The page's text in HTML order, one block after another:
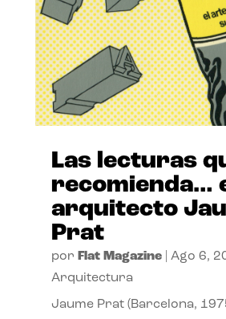
Las lecturas
recomienda…
arquitecto
Prat
por Flat Magazine| Ago 6,
Arquitectura
Jaume Prat (Barcelona,